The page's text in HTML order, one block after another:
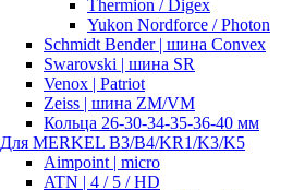
Thermion / Digex
Yukon Nordforce / Photon
Schmidt Bender | шина Convex
Swarovski | шина SR
Venox | Patriot
Zeiss | шина ZM/VM
Кольца 26-30-34-35-36-40 мм
Для MERKEL B3/B4/KR1/K3/K5
Aimpoint | micro
ATN | 4 / 5 / HD